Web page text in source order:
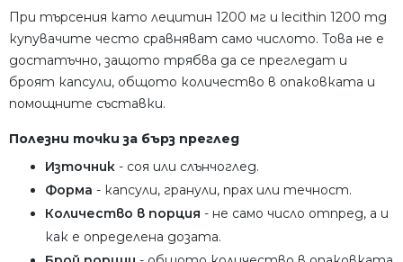
При търсения като лецитин 1200 мг и lecithin 1200 mg
купувачите често сравняват само числото. Това не е
достатъчно, защото трябва да се прегледат и
броят капсули, общото количество в опаковката и
помощните съставки.
Полезни точки за бърз преглед
Източник - соя или слънчоглед.
Форма - капсули, гранули, прах или течност.
Количество в порция - не само число отпред, а и
как е определена дозата.